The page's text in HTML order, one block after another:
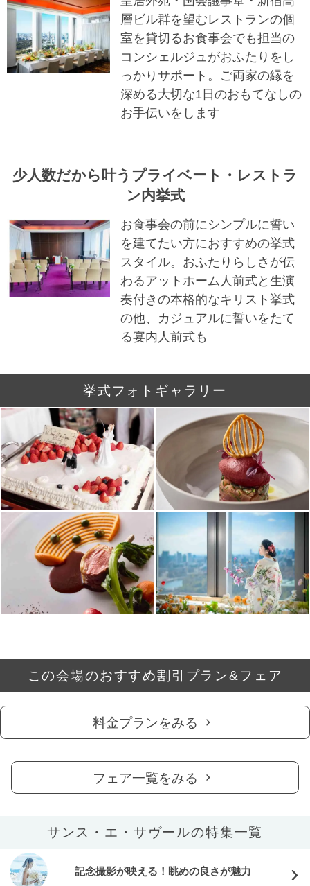
層ビル群を望むレストランの個
室を貸切るお食事会でも担当の
コンシェルジュがおふたりをし
っかりサポート。ご両家の縁を
深める大切な1日のおもてなしの
お手伝いをします
少人数だから叶うプライベート・レストラ
ン内挙式
お食事会の前にシンプルに誓い
を建てたい方におすすめの挙式
スタイル。おふたりらしさが伝
わるアットホーム人前式と生演
奏付きの本格的なキリスト挙式
の他、カジュアルに誓いをたて
る宴内人前式も
挙式フォトギャラリー
この会場のおすすめ割引プラン&フェア
料金プランをみる
フェア一覧をみる
サンス・エ・サヴールの特集一覧
記念撮影が映える！眺めの良さが魅力